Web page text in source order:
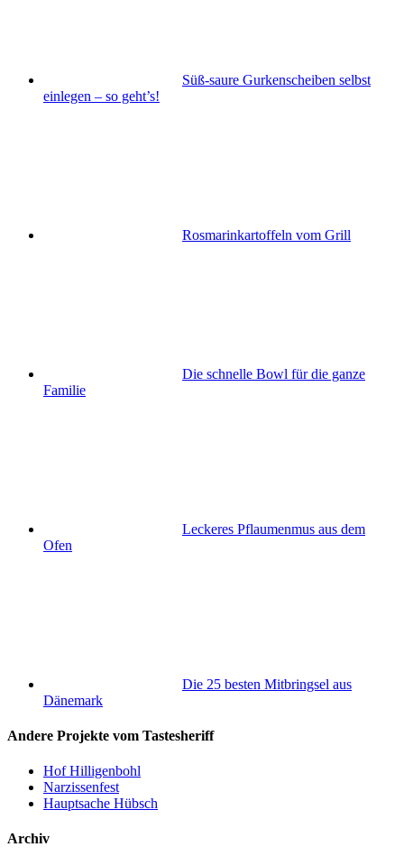
Süß-saure Gurkenscheiben selbst
einlegen – so geht’s!
Rosmarinkartoffeln vom Grill
Die schnelle Bowl für die ganze
Familie
Leckeres Pflaumenmus aus dem
Ofen
Die 25 besten Mitbringsel aus
Dänemark
Andere Projekte vom Tastesheriff
Hof Hilligenbohl
Narzissenfest
Hauptsache Hübsch
Archiv